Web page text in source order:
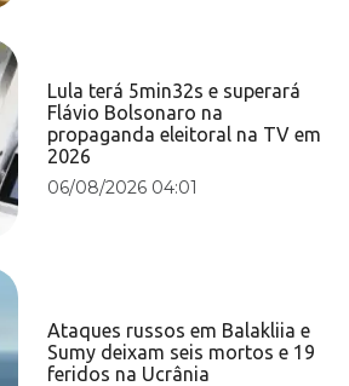
Lula terá 5min32s e superará
Flávio Bolsonaro na
propaganda eleitoral na TV em
2026
06/08/2026 04:01
Ataques russos em Balakliia e
Sumy deixam seis mortos e 19
feridos na Ucrânia